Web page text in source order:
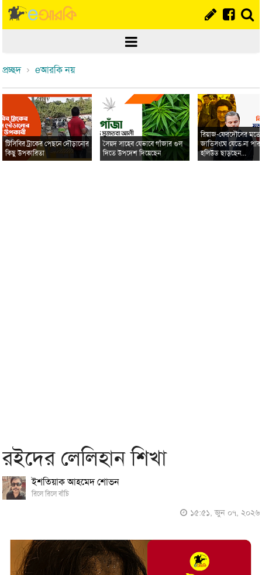
প্রচ্ছদ eআরকি নয়
টিসিবির ট্রাকের পেছনে দৌড়ানোর
কিছু উপকারিতা
সৈয়দ সাহেব যেভাবে গাঁজার গুল
দিতে উপদেশ দিয়েছেন
রিয়াজ-ফেরদৌসের মতো
জাতিসংঘে যেতে না
হলিউড ছাড়ছেন...
রইদের লেলিহান শিখা
ইশতিয়াক আহমেদ শোভন
রিলে রিলে বাঁচি
১৫:৫১, জুন ০৭, ২০২৬